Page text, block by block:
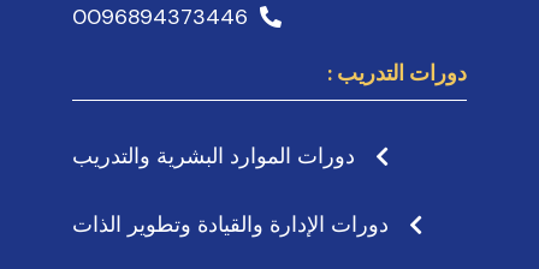
0096894373446
دورات التدريب :
دورات الموارد البشرية والتدريب
دورات الإدارة والقيادة وتطوير الذات